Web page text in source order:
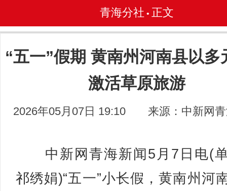
青海分社 • 正文
“五一”假期 黄南州河南县以多
激活草原旅游
2026年05月07日 19:10 来源：中新网
中新网青海新闻5月7日电(
祁绣娟)“五一”小长假，黄南州河